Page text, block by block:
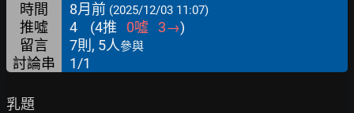
時間 8月前 (2025/12/03 11:07)
推噓 4 (4推 0噓 3→)
留言
7則, 5人參與
討論串 1/1
乳題